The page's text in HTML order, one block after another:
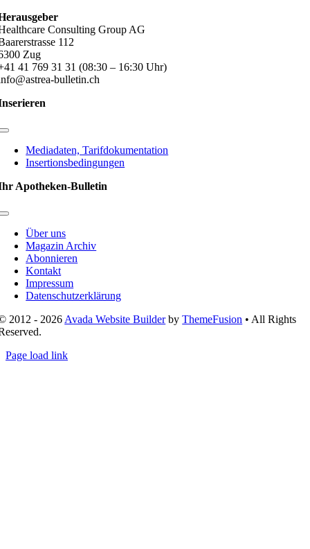
Consulting Group AG
112
Zug
41 769 31 31 (08:30 – 16:30 Uhr)
bulletin.ch
Toggle
NavigationMediadaten, Tarifdokumentation
Insertionsbedingungen
Apotheken-Bulletin
Toggle
NavigationÜber uns
Magazin Archiv
Abonnieren
Kontakt
Impressum
Datenschutzerklärung
2012 - 2026 Avada Website BuilderbyThemeFusion • All Rights
Page load link